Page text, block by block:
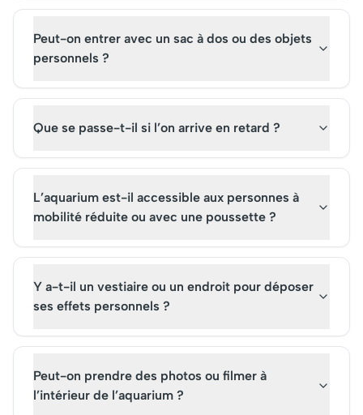
Peut-on entrer avec un sac à dos ou des objets
personnels ?
Que se passe-t-il si l’on arrive en retard ?
L’aquarium est-il accessible aux personnes à
mobilité réduite ou avec une poussette ?
Y a-t-il un vestiaire ou un endroit pour déposer
ses effets personnels ?
Peut-on prendre des photos ou filmer à
l’intérieur de l’aquarium ?